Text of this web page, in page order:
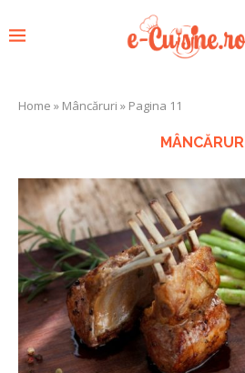
Home » Mâncăruri » Pagina 11